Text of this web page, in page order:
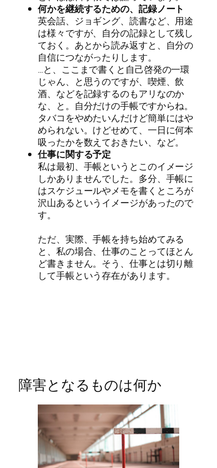
何かを継続するための、記録ノート
英会話、ジョギング、読書など、用途
は様々ですが、自分の記録として残し
ておく。あとから読み返すと、自分の
自信につながったりします。
…と、ここまで書くと自己啓発の一環
じゃん、と思うのですが、喫煙、飲
酒、などを記録するのもアリなのか
な、と。自分だけの手帳ですからね。
タバコをやめたいんだけど簡単にはや
められない。けどせめて、一日に何本
吸ったかを数えておきたい、など。
仕事に関する予定
私は最初、手帳というとこのイメージ
しかありませんでした。多分、手帳に
はスケジュールやメモを書くところが
沢山あるというイメージがあったので
す。
ただ、実際、手帳を持ち始めてみる
と、私の場合、仕事のことってほとん
ど書きません。そう、仕事とは切り離
して手帳という存在があります。
障害となるものは何か